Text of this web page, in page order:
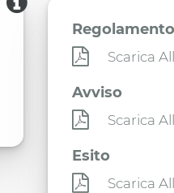
Regolamento
Scarica
Avviso
Scarica
Esito
Scarica